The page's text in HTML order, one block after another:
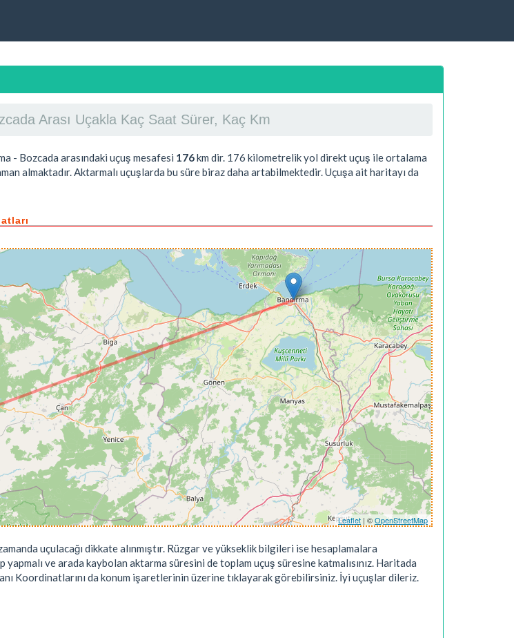
Arası Uçakla Kaç Saat Sürer, Kaç Km
- Bozcada arasındaki uçuş mesafesi 176km dir. 176 kilometrelik yol direkt uçuş ile ortalama
almaktadır. Aktarmalı uçuşlarda bu süre biraz daha artabilmektedir. Uçuşa ait haritayı da
Leaflet | ©OpenStreetMap
uçulacağı dikkate alınmıştır. Rüzgar ve yükseklik bilgileri ise hesaplamalara
ve arada kaybolan aktarma süresini de toplam uçuş süresine katmalısınız. Haritada
Koordinatlarını da konum işaretlerinin üzerine tıklayarak görebilirsiniz. İyi uçuşlar dileriz.